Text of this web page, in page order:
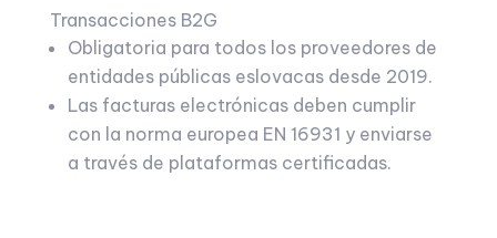
Transacciones B2G
Obligatoria para todos los proveedores de
entidades públicas eslovacas desde 2019.
Las facturas electrónicas deben cumplir
con la norma europea EN 16931 y enviarse
a través de plataformas certificadas.